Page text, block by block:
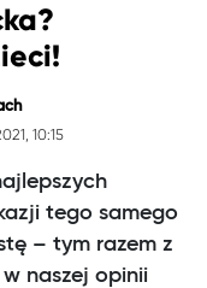
10:15
tego samego
– tym razem z
naszej opinii